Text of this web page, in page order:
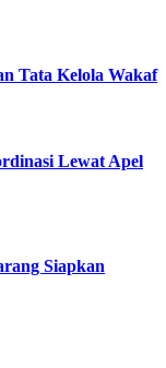
Tata Kelola Wakaf
Lewat Apel
Siapkan